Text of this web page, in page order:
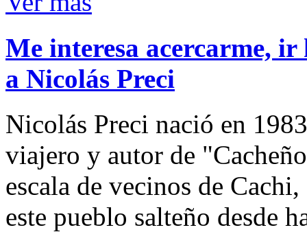
Me interesa acercarme,
a Nicolás Preci
Nicolás Preci nació en
viajero y autor de
escala de vecinos de
este pueblo salteño desde